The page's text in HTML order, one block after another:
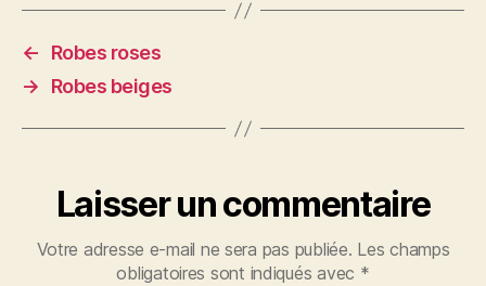
←
Robes roses
→
Robes beiges
Laisser un commentaire
Votre adresse e-mail ne sera pas publiée. Les champs
obligatoires sont indiqués avec *